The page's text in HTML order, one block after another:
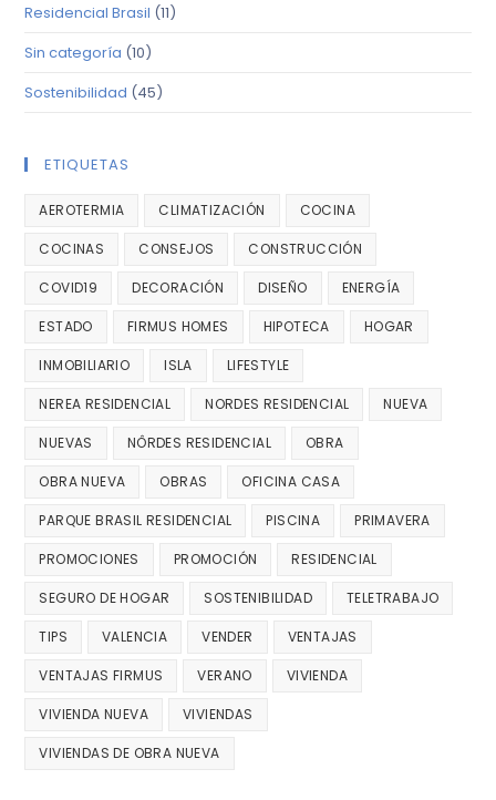
Residencial Brasil (11)
Sin categoría (10)
Sostenibilidad (45)
ETIQUETAS
AEROTERMIA CLIMATIZACIÓN COCINA
COCINAS CONSEJOS CONSTRUCCIÓN
COVID19 DECORACIÓN DISEÑO ENERGÍA
ESTADO FIRMUS HOMES HIPOTECA HOGAR
INMOBILIARIO ISLA LIFESTYLE
NEREA RESIDENCIAL NORDES RESIDENCIAL NUEVA
NUEVAS NÔRDES RESIDENCIAL OBRA
OBRA NUEVA OBRAS OFICINA CASA
PARQUE BRASIL RESIDENCIAL PISCINA PRIMAVERA
PROMOCIONES PROMOCIÓN RESIDENCIAL
SEGURO DE HOGAR SOSTENIBILIDAD TELETRABAJO
TIPS VALENCIA VENDER VENTAJAS
VENTAJAS FIRMUS VERANO VIVIENDA
VIVIENDA NUEVA VIVIENDAS
VIVIENDAS DE OBRA NUEVA